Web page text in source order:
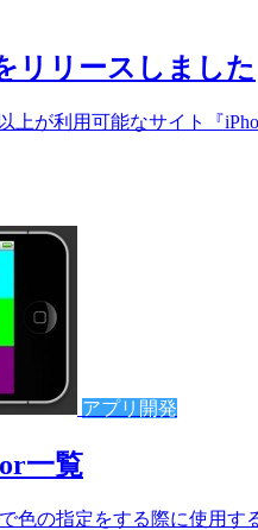
リリースしました
上が利用可能なサイト『
アプリ開発
一覧
色の指定をする際に使用す